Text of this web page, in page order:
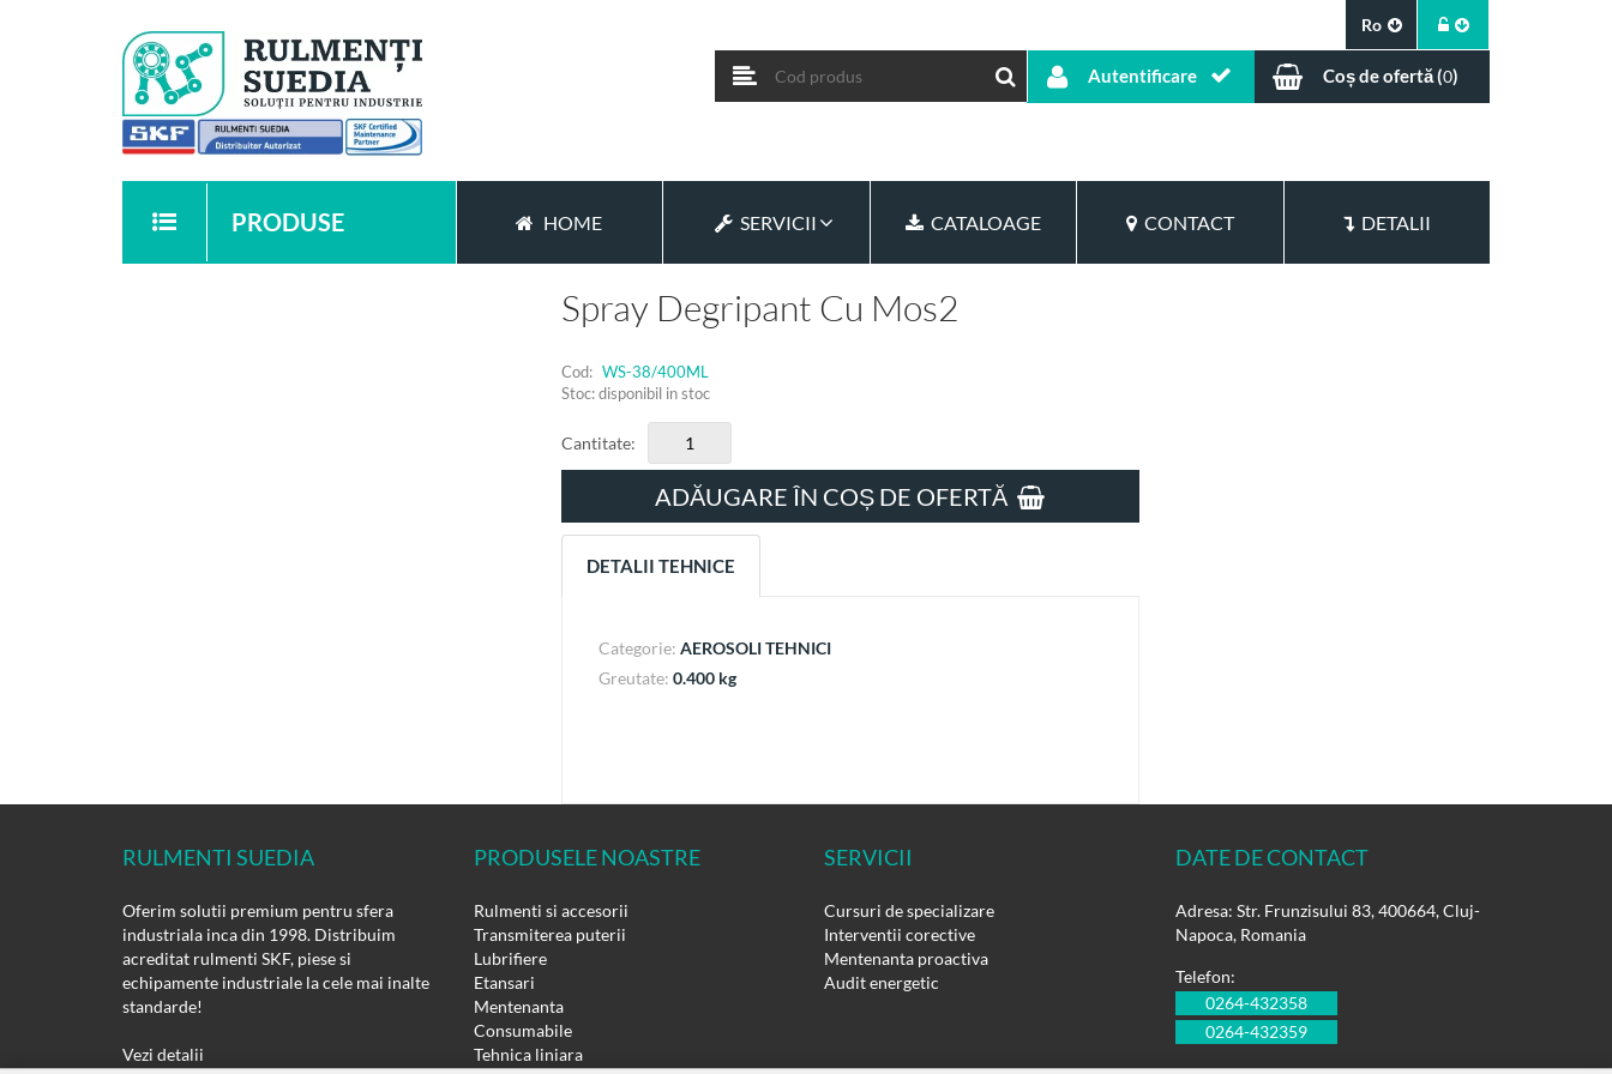
Ro
Autentificare Coș de ofertă (0)
PRODUSE HOME SERVICII CATALOAGE CONTACT DETALII
Spray Degripant Cu Mos2
Cod: WS-38/400ML
Stoc: disponibil in stoc
Cantitate:
ADĂUGARE ÎN COȘ DE OFERTĂ
DETALII TEHNICE
Categorie: AEROSOLI TEHNICI
Greutate: 0.400 kg
RULMENTI SUEDIA
Oferim solutii premium pentru sfera
industriala inca din 1998. Distribuim
acreditat rulmenti SKF, piese si
echipamente industriale la cele mai inalte
standarde!
Vezi detalii
PRODUSELE NOASTRE
Rulmenti si accesorii
Transmiterea puterii
Lubrifiere
Etansari
Mentenanta
Consumabile
Tehnica liniara
SERVICII
Cursuri de specializare
Interventii corective
Mentenanta proactiva
Audit energetic
DATE DE CONTACT
Adresa: Str. Frunzisului 83, 400664, Cluj-
Napoca, Romania
Telefon:
0264-432358
0264-432359